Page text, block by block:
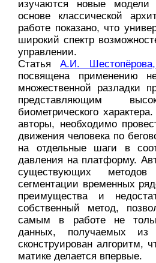
изучаются новые модели
основе классической
работе показано, что
широкий спектр
управлении.
СтатьяА.И.
посвящена применению
множественной разладки
представляющим
биометрического
авторы, необходимо
движения человека по
на отдельные шаги в
давления на платформу.
существующих
сегментации временных
преимущества и
собственный метод,
самым в работе не
данных, получаемых из
сконструирован алгоритм,
матике делается впервые.